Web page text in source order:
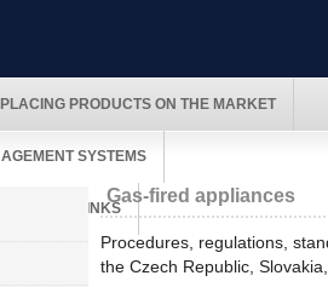
PLACING PRODUCTS ON THE MARKET
SYSTEMS
USEFUL LINKS
Gas-fired appliances
Procedures, regulations,
the Czech Republic,